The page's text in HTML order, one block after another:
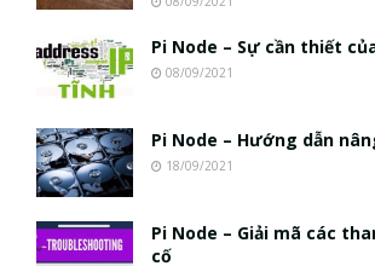
Nhân sự tương lại ngành
Nam | Phổ cập Blockchain
00:43:47
Blockchain đang được ứng
Nam như thể nào?
Chìa khóa mở lối cơ hội
Pi Node – Sự cần thiết
08/09/2021
Pi Node – Hướng dẫn
18/09/2021
Pi Node – Giải mã các
cố